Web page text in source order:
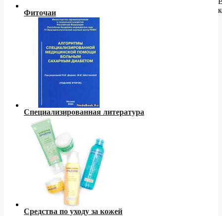
Фиточаи
Специализированная литература
Средства по уходу за кожей